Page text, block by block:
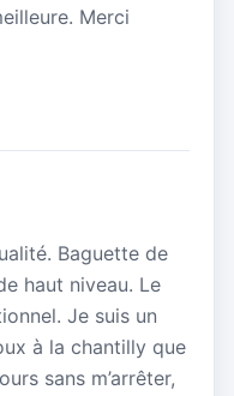
Merci
Baguette de
haut niveau. Le
Je suis un
à la chantilly que
sans m’arrêter,